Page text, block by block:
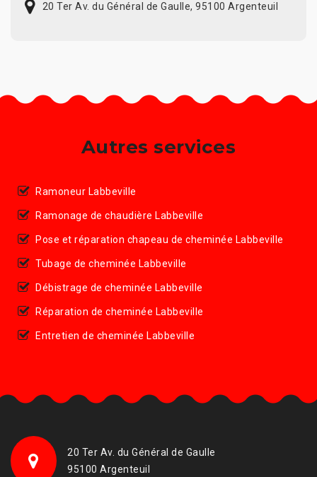
20 Ter Av. du Général de Gaulle, 95100 Argenteuil
Autres services
Ramoneur Labbeville
Ramonage de chaudière Labbeville
Pose et réparation chapeau de cheminée Labbeville
Tubage de cheminée Labbeville
Débistrage de cheminée Labbeville
Réparation de cheminée Labbeville
Entretien de cheminée Labbeville
20 Ter Av. du Général de Gaulle
95100 Argenteuil